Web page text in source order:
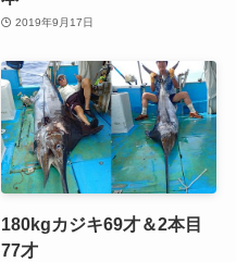
2019年9月17日
180kgカジキ69才＆2本目
77才